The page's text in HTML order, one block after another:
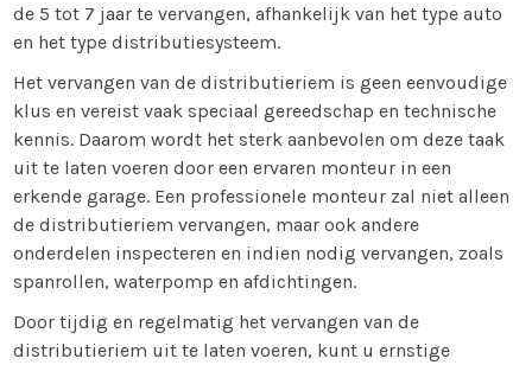
de 5 tot 7 jaar te vervangen, afhankelijk van het type auto
en het type distributiesysteem.
Het vervangen van de distributieriem is geen eenvoudige
klus en vereist vaak speciaal gereedschap en technische
kennis. Daarom wordt het sterk aanbevolen om deze taak
uit te laten voeren door een ervaren monteur in een
erkende garage. Een professionele monteur zal niet alleen
de distributieriem vervangen, maar ook andere
onderdelen inspecteren en indien nodig vervangen, zoals
spanrollen, waterpomp en afdichtingen.
Door tijdig en regelmatig het vervangen van de
distributieriem uit te laten voeren, kunt u ernstige